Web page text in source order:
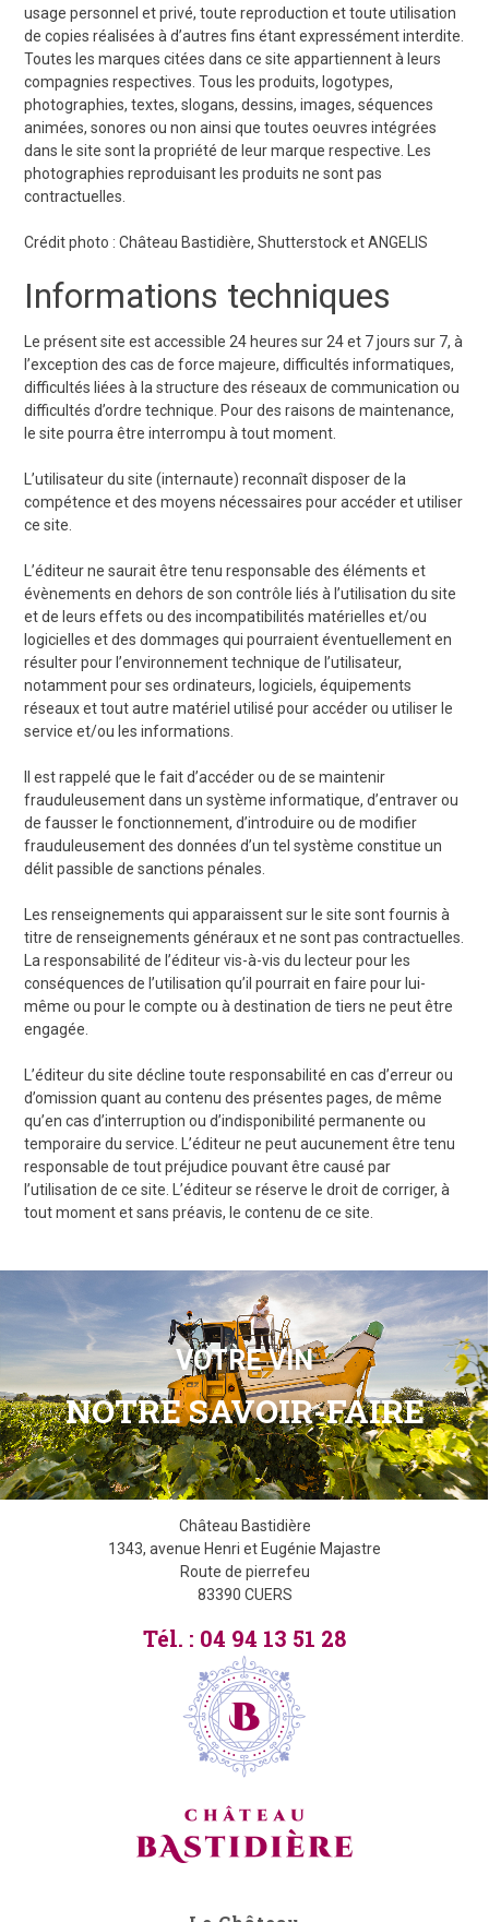
usage personnel et privé, toute reproduction et toute utilisation
de copies réalisées à d’autres fins étant expressément interdite.
Toutes les marques citées dans ce site appartiennent à leurs
compagnies respectives. Tous les produits, logotypes,
photographies, textes, slogans, dessins, images, séquences
animées, sonores ou non ainsi que toutes oeuvres intégrées
dans le site sont la propriété de leur marque respective. Les
photographies reproduisant les produits ne sont pas
contractuelles.
Crédit photo : Château Bastidière, Shutterstock et ANGELIS
Informations techniques
Le présent site est accessible 24 heures sur 24 et 7 jours sur 7, à
l’exception des cas de force majeure, difficultés informatiques,
difficultés liées à la structure des réseaux de communication ou
difficultés d’ordre technique. Pour des raisons de maintenance,
le site pourra être interrompu à tout moment.
L’utilisateur du site (internaute) reconnaît disposer de la
compétence et des moyens nécessaires pour accéder et utiliser
ce site.
L’éditeur ne saurait être tenu responsable des éléments et
évènements en dehors de son contrôle liés à l’utilisation du site
et de leurs effets ou des incompatibilités matérielles et/ou
logicielles et des dommages qui pourraient éventuellement en
résulter pour l’environnement technique de l’utilisateur,
notamment pour ses ordinateurs, logiciels, équipements
réseaux et tout autre matériel utilisé pour accéder ou utiliser le
service et/ou les informations.
Il est rappelé que le fait d’accéder ou de se maintenir
frauduleusement dans un système informatique, d’entraver ou
de fausser le fonctionnement, d’introduire ou de modifier
frauduleusement des données d’un tel système constitue un
délit passible de sanctions pénales.
Les renseignements qui apparaissent sur le site sont fournis à
titre de renseignements généraux et ne sont pas contractuelles.
La responsabilité de l’éditeur vis-à-vis du lecteur pour les
conséquences de l’utilisation qu’il pourrait en faire pour lui-
même ou pour le compte ou à destination de tiers ne peut être
engagée.
L’éditeur du site décline toute responsabilité en cas d’erreur ou
d’omission quant au contenu des présentes pages, de même
qu’en cas d’interruption ou d’indisponibilité permanente ou
temporaire du service. L’éditeur ne peut aucunement être tenu
responsable de tout préjudice pouvant être causé par
l’utilisation de ce site. L’éditeur se réserve le droit de corriger, à
tout moment et sans préavis, le contenu de ce site.
VOTRE VIN
NOTRE SAVOIR-FAIRE
VOTRE VIN
NOTRE SAVOIR-FAIRE
Château Bastidière
1343, avenue Henri et Eugénie Majastre
Route de pierrefeu
83390 CUERS
Tél. : 04 94 13 51 28